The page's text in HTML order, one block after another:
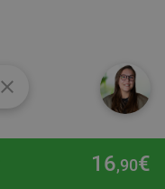
16,90€
close